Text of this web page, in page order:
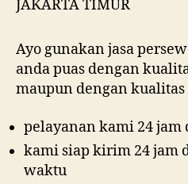
Ayo gunakan jasa
anda puas dengan
maupun dengan
pelayanan kami 24 jam
kami siap kirim 24 jam
waktu